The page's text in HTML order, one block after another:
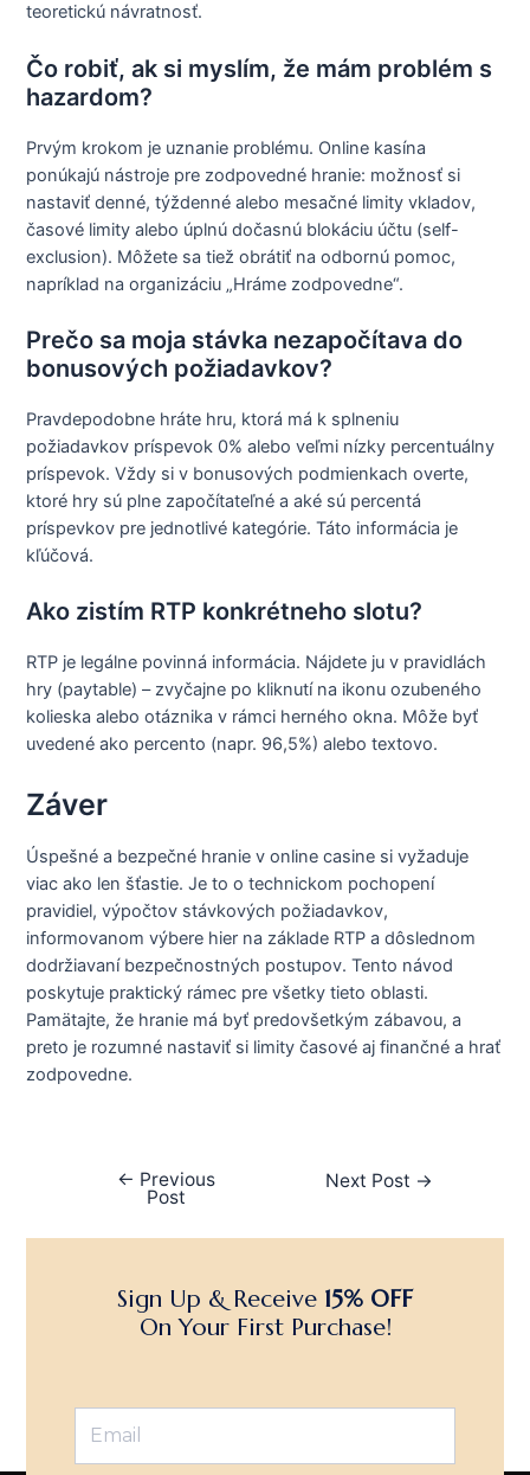
teoretickú návratnosť.
Čo robiť, ak si myslím, že mám problém s
hazardom?
Prvým krokom je uznanie problému. Online kasína
ponúkajú nástroje pre zodpovedné hranie: možnosť si
nastaviť denné, týždenné alebo mesačné limity vkladov,
časové limity alebo úplnú dočasnú blokáciu účtu (self-
exclusion). Môžete sa tiež obrátiť na odbornú pomoc,
napríklad na organizáciu „Hráme zodpovedne“.
Prečo sa moja stávka nezapočítava do
bonusových požiadavkov?
Pravdepodobne hráte hru, ktorá má k splneniu
požiadavkov príspevok 0% alebo veľmi nízky percentuálny
príspevok. Vždy si v bonusových podmienkach overte,
ktoré hry sú plne započítateľné a aké sú percentá
príspevkov pre jednotlivé kategórie. Táto informácia je
kľúčová.
Ako zistím RTP konkrétneho slotu?
RTP je legálne povinná informácia. Nájdete ju v pravidlách
hry (paytable) – zvyčajne po kliknutí na ikonu ozubeného
kolieska alebo otáznika v rámci herného okna. Môže byť
uvedené ako percento (napr. 96,5%) alebo textovo.
Záver
Úspešné a bezpečné hranie v online casine si vyžaduje
viac ako len šťastie. Je to o technickom pochopení
pravidiel, výpočtov stávkových požiadavkov,
informovanom výbere hier na základe RTP a dôslednom
dodržiavaní bezpečnostných postupov. Tento návod
poskytuje praktický rámec pre všetky tieto oblasti.
Pamätajte, že hranie má byť predovšetkým zábavou, a
preto je rozumné nastaviť si limity časové aj finančné a hrať
zodpovedne.
← Previous
Post
Next Post →
Sign Up & Receive 15% OFF
On Your First Purchase!